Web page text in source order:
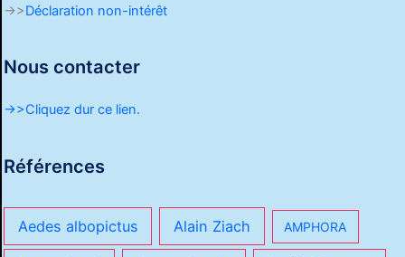
->>Déclaration non-intérêt
Nous contacter
->>Cliquez dur ce lien.
Références
Aedes albopictus Alain Ziach AMPHORA